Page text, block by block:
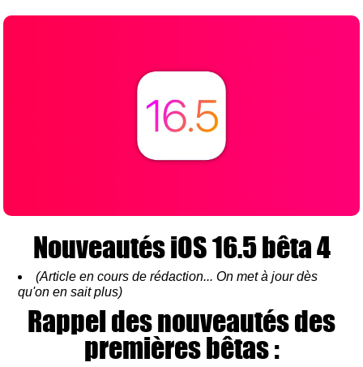
Nouveautés iOS 16.5 bêta 4
(Article en cours de rédaction... On met à jour dès
qu'on en sait plus)
Rappel des nouveautés des
premières bêtas :